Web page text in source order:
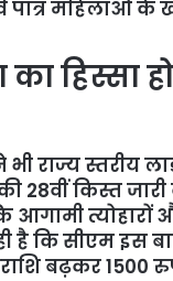
पात्र महिलाओं के
हिस्सा
राज्य स्तरीय
28वीं किस्त
आगामी
है कि सीएम इस
बढ़कर 1500